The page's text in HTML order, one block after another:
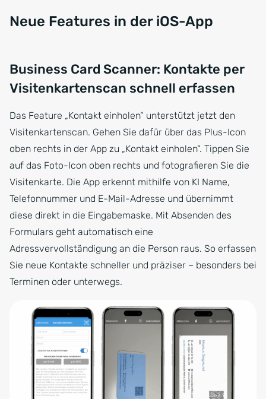
Neue Features in der iOS-App
Business Card Scanner: Kontakte per
Visitenkartenscan schnell erfassen
Das Feature „Kontakt einholen“ unterstützt jetzt den
Visitenkartenscan. Gehen Sie dafür über das Plus-Icon
oben rechts in der App zu „Kontakt einholen“. Tippen Sie
auf das Foto-Icon oben rechts und fotografieren Sie die
Visitenkarte. Die App erkennt mithilfe von KI Name,
Telefonnummer und E-Mail-Adresse und übernimmt
diese direkt in die Eingabemaske. Mit Absenden des
Formulars geht automatisch eine
Adressvervollständigung an die Person raus. So erfassen
Sie neue Kontakte schneller und präziser – besonders bei
Terminen oder unterwegs.